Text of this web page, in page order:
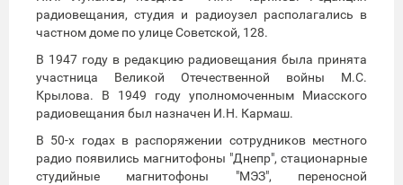
радиовещания, студия и радиоузел располагались в
частном доме по улице Советской, 128.
В 1947 году в редакцию радиовещания была принята
участница Великой Отечественной войны М.С.
Крылова. В 1949 году уполномоченным Миасского
радиовещания был назначен И.Н. Кармаш.
В 50-х годах в распоряжении сотрудников местного
радио появились магнитофоны "Днепр", стационарные
студийные магнитофоны "МЭЗ", переносной